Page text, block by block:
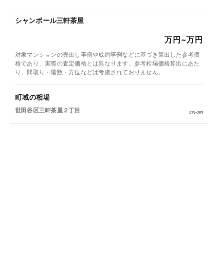
シャンボール三軒茶屋
万円~万円
対象マンションの売出し事例や成約事例などに基づき算出した参考価
格であり、実際の査定価格とは異なります。参考相場価格算出にあた
り、間取り・階数・方位などは考慮されておりません。
町域の相場
世田谷区三軒茶屋２丁目 万円~万円